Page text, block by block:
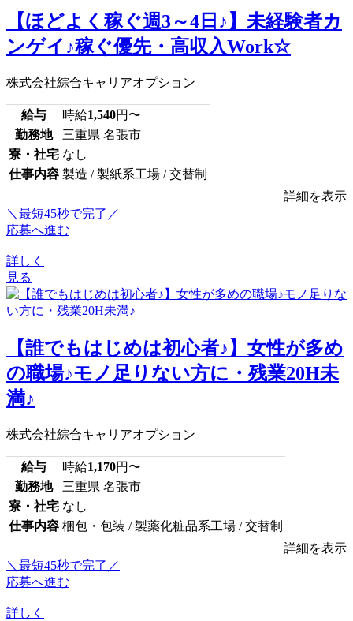
【ほどよく稼ぐ週3～4日♪】未経験者カ
ンゲイ♪稼ぐ優先・高収入Work☆
株式会社綜合キャリアオプション
給与 時給1,540円〜
勤務地
三重県 名張市
寮・社宅 なし
仕事内容 製造 / 製紙系工場 / 交替制
詳細を表示
＼最短45秒で完了／
応募へ進む
詳しく
見る
【誰でもはじめは初心者♪】女性が多め
の職場♪モノ足りない方に・残業20H未
満♪
株式会社綜合キャリアオプション
給与 時給1,170円〜
勤務地
三重県 名張市
寮・社宅 なし
仕事内容 梱包・包装 / 製薬化粧品系工場 / 交替制
詳細を表示
＼最短45秒で完了／
応募へ進む
詳しく